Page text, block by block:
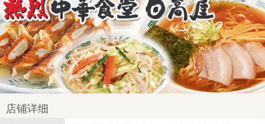
店铺详细